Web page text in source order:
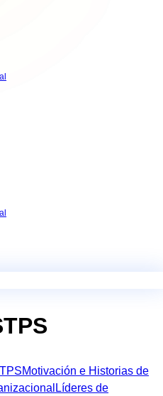
Motivación e Historias de
Líderes de